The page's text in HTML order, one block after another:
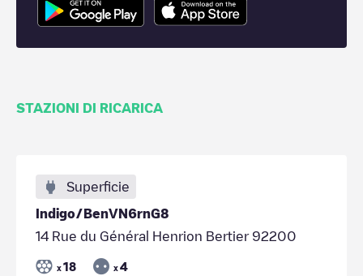
STAZIONI DI RICARICA
Superficie
Indigo/BenVN6rnG8
14 Rue du Général Henrion Bertier 92200
x 18 x 4